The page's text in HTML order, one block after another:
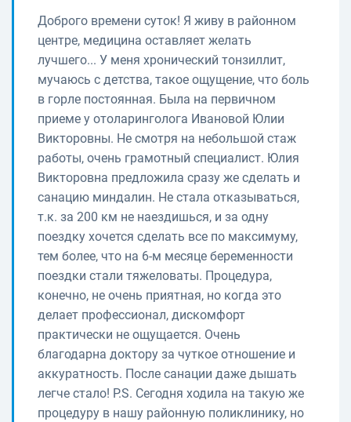
Доброго времени суток! Я живу в районном
центре, медицина оставляет желать
лучшего... У меня хронический тонзиллит,
мучаюсь с детства, такое ощущение, что боль
в горле постоянная. Была на первичном
приеме у отоларинголога Ивановой Юлии
Викторовны. Не смотря на небольшой стаж
работы, очень грамотный специалист. Юлия
Викторовна предложила сразу же сделать и
санацию миндалин. Не стала отказываться,
т.к. за 200 км не наездишься, и за одну
поездку хочется сделать все по максимуму,
тем более, что на 6-м месяце беременности
поездки стали тяжеловаты. Процедура,
конечно, не очень приятная, но когда это
делает профессионал, дискомфорт
практически не ощущается. Очень
благодарна доктору за чуткое отношение и
аккуратность. После санации даже дышать
легче стало! Р.S. Сегодня ходила на такую же
процедуру в нашу районную поликлинику, но